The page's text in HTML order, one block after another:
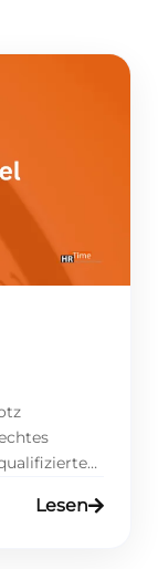
bremst
derLesen